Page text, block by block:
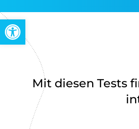
Open toolbar
Mit diesen Tests